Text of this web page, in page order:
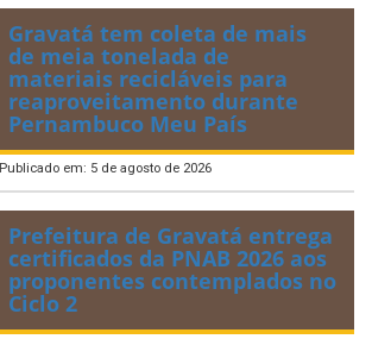
Gravatá tem coleta de mais
de meia tonelada de
materiais recicláveis para
reaproveitamento durante
Pernambuco Meu País
Publicado em: 5 de agosto de 2026
Prefeitura de Gravatá entrega
certificados da PNAB 2026 aos
proponentes contemplados no
Ciclo 2